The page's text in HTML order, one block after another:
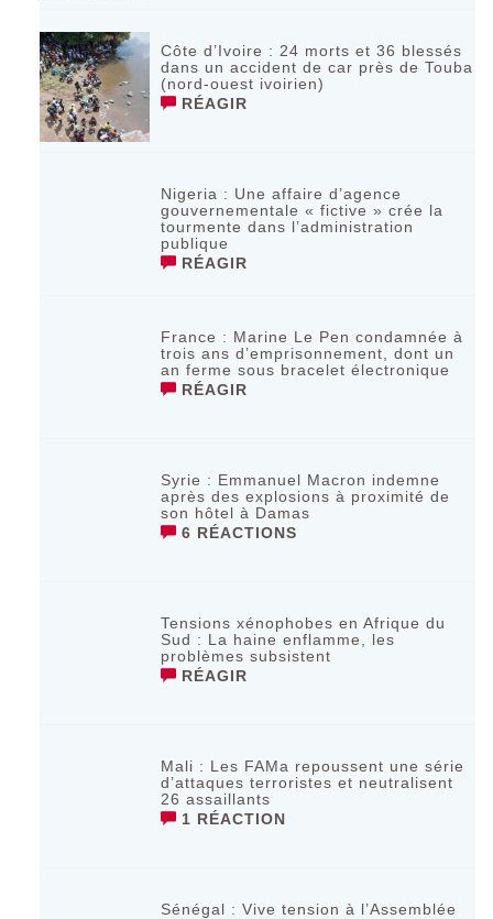
Côte d’Ivoire : 24 morts et 36 blessés
dans un accident de car près de Touba
(nord-ouest ivoirien)
RÉAGIR
Nigeria : Une affaire d’agence
gouvernementale « fictive » crée la
tourmente dans l’administration
publique
RÉAGIR
France : Marine Le Pen condamnée à
trois ans d’emprisonnement, dont un
an ferme sous bracelet électronique
RÉAGIR
Syrie : Emmanuel Macron indemne
après des explosions à proximité de
son hôtel à Damas
6 RÉACTIONS
Tensions xénophobes en Afrique du
Sud : La haine enflamme, les
problèmes subsistent
RÉAGIR
Mali : Les FAMa repoussent une série
d’attaques terroristes et neutralisent
26 assaillants
1 RÉACTION
Sénégal : Vive tension à l’Assemblée